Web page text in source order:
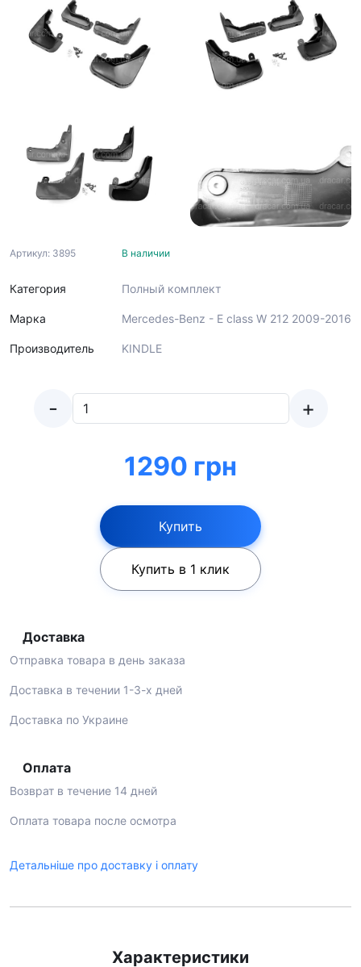
Артикул: 3895
Категория
Марка
Производитель
В наличии
Полный комплект
Mercedes-Benz - E class W 212 2009-2016
KINDLE
- +
1290 грн
Купить
Купить в 1 клик
Доставка
Отправка товара в день заказа
Доставка в течении 1-3-х дней
Доставка по Украине
Оплата
Возврат в течение 14 дней
Оплата товара после осмотра
Детальніше про доставку і оплату
Характеристики